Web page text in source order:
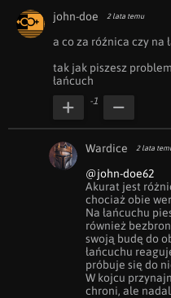
john-doe 2 lata temu
a co za róźnica czy na
tak jak piszesz
łańcuch
-1
Wardice 2 lata
@john-doe62
Akurat jest
chociaż obie
Na łańcuchu
również
swoją budę do
łańcuchu
próbuje się do
W kojcu
chroni, ale